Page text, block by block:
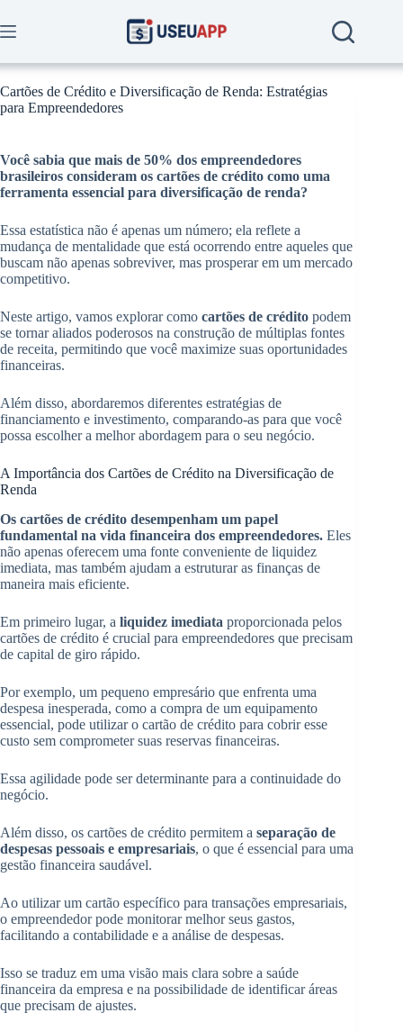
to
content
Cartões de Crédito e Diversificação de Renda: Estratégias
para Empreendedores
Você sabia que mais de 50% dos empreendedores
brasileiros consideram os cartões de crédito como uma
ferramenta essencial para diversificação de renda?
Essa estatística não é apenas um número; ela reflete a
mudança de mentalidade que está ocorrendo entre aqueles que
buscam não apenas sobreviver, mas prosperar em um mercado
competitivo.
Neste artigo, vamos explorar como cartões de crédito podem
se tornar aliados poderosos na construção de múltiplas fontes
de receita, permitindo que você maximize suas oportunidades
financeiras.
Além disso, abordaremos diferentes estratégias de
financiamento e investimento, comparando-as para que você
possa escolher a melhor abordagem para o seu negócio.
A Importância dos Cartões de Crédito na Diversificação de
Renda
Os cartões de crédito desempenham um papel
fundamental na vida financeira dos empreendedores. Eles
não apenas oferecem uma fonte conveniente de liquidez
imediata, mas também ajudam a estruturar as finanças de
maneira mais eficiente.
Em primeiro lugar, a liquidez imediata proporcionada pelos
cartões de crédito é crucial para empreendedores que precisam
de capital de giro rápido.
Por exemplo, um pequeno empresário que enfrenta uma
despesa inesperada, como a compra de um equipamento
essencial, pode utilizar o cartão de crédito para cobrir esse
custo sem comprometer suas reservas financeiras.
Essa agilidade pode ser determinante para a continuidade do
negócio.
Além disso, os cartões de crédito permitem a separação de
despesas pessoais e empresariais, o que é essencial para uma
gestão financeira saudável.
Ao utilizar um cartão específico para transações empresariais,
o empreendedor pode monitorar melhor seus gastos,
facilitando a contabilidade e a análise de despesas.
Isso se traduz em uma visão mais clara sobre a saúde
financeira da empresa e na possibilidade de identificar áreas
que precisam de ajustes.